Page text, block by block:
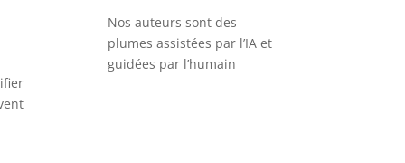
Nos auteurs sont des
plumes assistées par l’IA et
guidées par l’humain